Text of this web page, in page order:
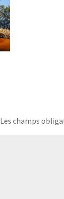
Les champs